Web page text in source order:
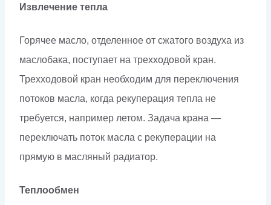
Извлечение тепла
Горячее масло, отделенное от сжатого воздуха из
маслобака, поступает на трехходовой кран.
Трехходовой кран необходим для переключения
потоков масла, когда рекуперация тепла не
требуется, например летом. Задача крана —
переключать поток масла с рекуперации на
прямую в масляный радиатор.
Теплообмен